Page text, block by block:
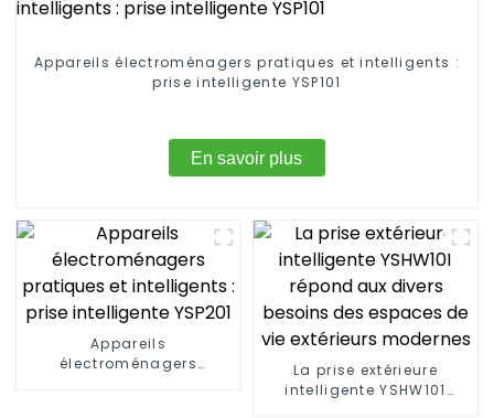
Appareils électroménagers pratiques et intelligents :
prise intelligente YSP101
En savoir plus
Appareils
électroménagers
La prise extérieure
intelligente YSHW101